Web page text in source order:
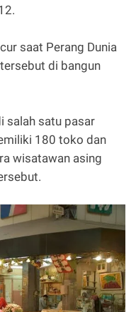
saat Perang Dunia
di bangun
salah satu pasar
180 toko dan
wisatawan asing